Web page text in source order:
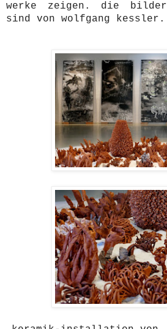
werke zeigen. die
sind von wolfgang kessler.